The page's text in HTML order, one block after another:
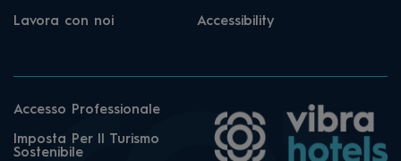
Lavora con noi Accessibility
Accesso Professionale
Imposta Per Il Turismo
Sostenibile